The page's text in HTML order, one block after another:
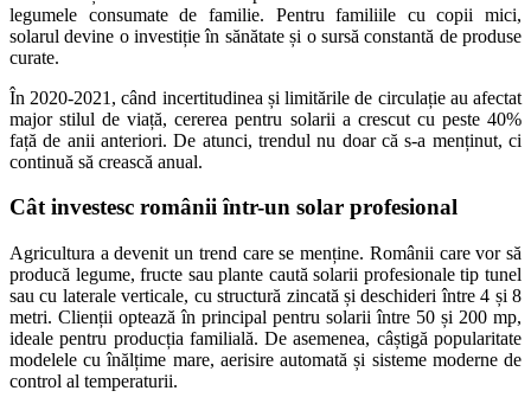
legumele consumate de familie. Pentru familiile cu copii mici,
solarul devine o investiție în sănătate și o sursă constantă de produse
curate.
În 2020-2021, când incertitudinea și limitările de circulație au afectat
major stilul de viață, cererea pentru solarii a crescut cu peste 40%
față de anii anteriori. De atunci, trendul nu doar că s-a menținut, ci
continuă să crească anual.
Cât investesc românii într-un solar profesional
Agricultura a devenit un trend care se menține. Românii care vor să
producă legume, fructe sau plante caută solarii profesionale tip tunel
sau cu laterale verticale, cu structură zincată și deschideri între 4 și 8
metri. Clienții optează în principal pentru solarii între 50 și 200 mp,
ideale pentru producția familială. De asemenea, câștigă popularitate
modelele cu înălțime mare, aerisire automată și sisteme moderne de
control al temperaturii.